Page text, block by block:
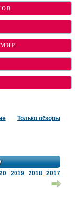
Только обзоры
2019 2018
2017